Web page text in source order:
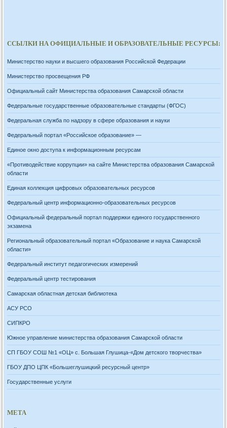
ССЫЛКИ НА ОФИЦИАЛЬНЫЕ И ОБРАЗОВАТЕЛЬНЫЕ РЕСУРСЫ:
Министерство науки и высшего образования Российской Федерации
Министерство просвещения РФ
Официальный сайт Министерства образования Самарской области
Федеральные государственные образовательные стандарты (ФГОС)
Федеральная служба по надзору в сфере образования и науки
Федеральный портал «Российское образование» —
Единое окно доступа к информационным ресурсам
«Противодействие коррупции» на сайте Министерства образования Самарской
области
Единая коллекция цифровых образовательных ресурсов
Федеральный центр информационно-образовательных ресурсов
Официальный федеральный портал поддержки единого государственного
экзамена
Региональный образовательный портал «Образование и наука Самарской
области»
Федеральный институт педагогических измерений
Федеральный центр тестирования
Самарская областная детская библиотека
АСУ РСО
СИПКРО
Южное управление министерства образования Самарской области
СП ГБОУ СОШ №1 «ОЦ» с. Большая Глушица-«Дом детского творчества»
ГБОУ ДПО ЦПК «Большеглушицкий ресурсный центр»
Государственные услуги
МЕТА